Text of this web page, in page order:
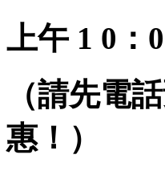
上午 1 0：
（請先電
惠！）